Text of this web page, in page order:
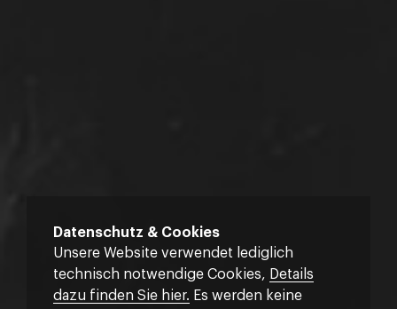
Datenschutz & Cookies
Unsere Website verwendet lediglich
technisch notwendige Cookies, Details
dazu finden Sie hier. Es werden keine